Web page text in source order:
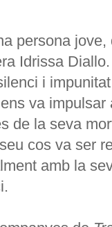
persona
Idrissa
i
va
de la seva
cos va ser
amb la